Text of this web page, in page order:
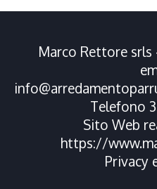
Marco Rettore srls
Telefono
Sito Web
https://
Privacy